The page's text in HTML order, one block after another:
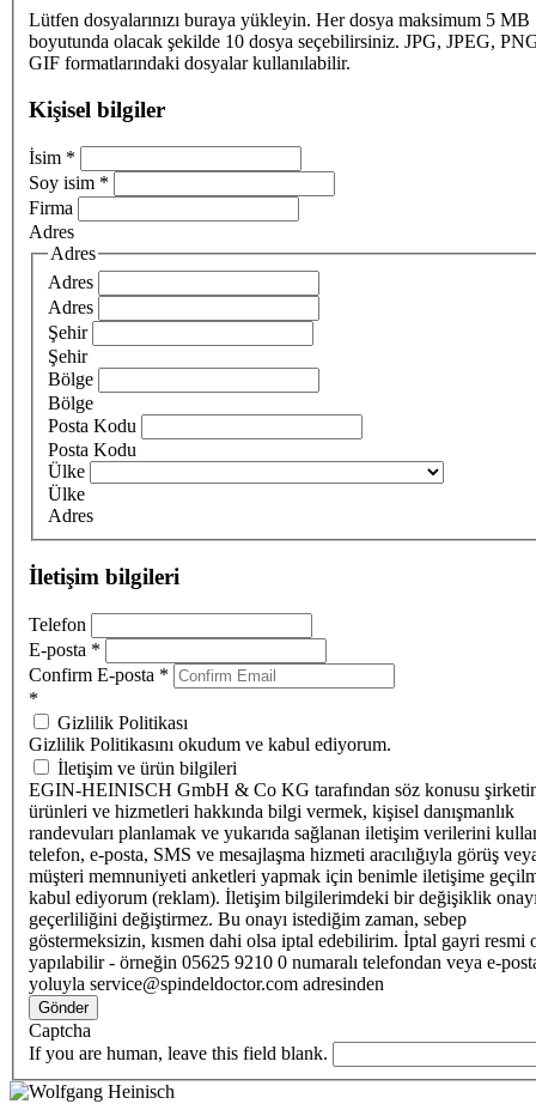
Lütfen dosyalarınızı buraya yükleyin. Her dosya maksimum 5 MB
boyutunda olacak şekilde 10 dosya seçebilirsiniz. JPG, JPEG,
GIF formatlarındaki dosyalar kullanılabilir.
Kişisel bilgiler
İsim *
Soy isim *
Firma
Adres
Adres
Adres
Adres
Şehir
Şehir
Bölge
Bölge
Posta Kodu
Posta Kodu
Ülke
Ülke
Adres
İletişim bilgileri
Telefon
E-posta *
Confirm E-posta *
*
Gizlilik Politikası
Gizlilik Politikasını okudum ve kabul ediyorum.
İletişim ve ürün bilgileri
EGIN-HEINISCH GmbH & Co KG tarafından söz konusu
ürünleri ve hizmetleri hakkında bilgi vermek, kişisel danışmanlık
randevuları planlamak ve yukarıda sağlanan iletişim verilerini
telefon, e-posta, SMS ve mesajlaşma hizmeti aracılığıyla görüş
müşteri memnuniyeti anketleri yapmak için benimle iletişime
kabul ediyorum (reklam). İletişim bilgilerimdeki bir değişiklik
geçerliliğini değiştirmez. Bu onayı istediğim zaman, sebep
göstermeksizin, kısmen dahi olsa iptal edebilirim. İptal gayri resmi
yapılabilir - örneğin 05625 9210 0 numaralı telefondan veya e-
yoluyla service@spindeldoctor.com adresinden
Gönder
Captcha
If you are human, leave this field blank.